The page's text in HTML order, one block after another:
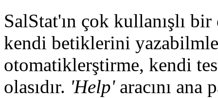
SalStat'ın çok kullanışlı
kendi betiklerini
otomatiklerştirme, kendi
olasıdır. 'Help'aracını ana